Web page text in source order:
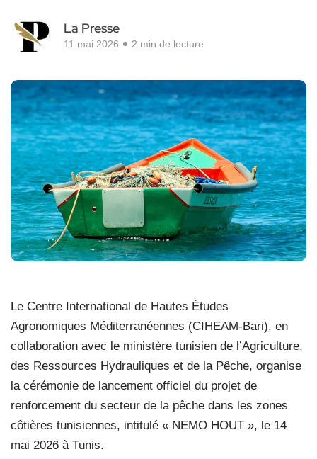
La Presse
11 mai 2026 2 min de lecture
Le Centre International de Hautes Études
Agronomiques Méditerranéennes (CIHEAM-Bari), en
collaboration avec le ministère tunisien de l’Agriculture,
des Ressources Hydrauliques et de la Pêche, organise
la cérémonie de lancement officiel du projet de
renforcement du secteur de la pêche dans les zones
côtières tunisiennes, intitulé « NEMO HOUT », le 14
mai 2026 à Tunis.